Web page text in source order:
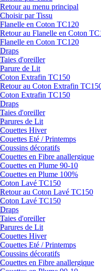
Retour au menu principal
Choisir par Tissu
Flanelle en Coton TC120
Retour au Flanelle en Coton
Flanelle en Coton TC120
Draps
Taies d'oreiller
Parure de Lit
Coton Extrafin TC150
Retour au Coton Extrafin
Coton Extrafin TC150
Draps
Taies d'oreiller
Parures de Lit
Couettes Hiver
Couettes Eté / Printemps
Coussins décoratifs
Couettes en Fibre anallergique
Couettes en Plume 90-10
Couettes en Plume 100%
Coton Lavé TC150
Retour au Coton Lavé TC150
Coton Lavé TC150
Draps
Taies d'oreiller
Parures de Lit
Couettes Hiver
Couettes Eté / Printemps
Coussins décoratifs
Couettes en Fibre anallergique